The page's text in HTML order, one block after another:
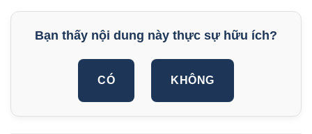
Bạn thấy nội dung này thực sự hữu ích?
CÓ KHÔNG